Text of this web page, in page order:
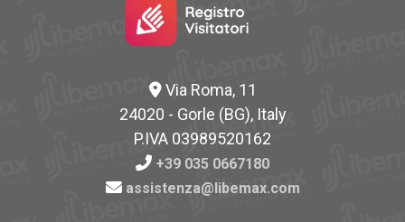
Via Roma, 11
24020 - Gorle (BG), Italy
P.IVA 03989520162
+39 035 0667180
assistenza@libemax.com